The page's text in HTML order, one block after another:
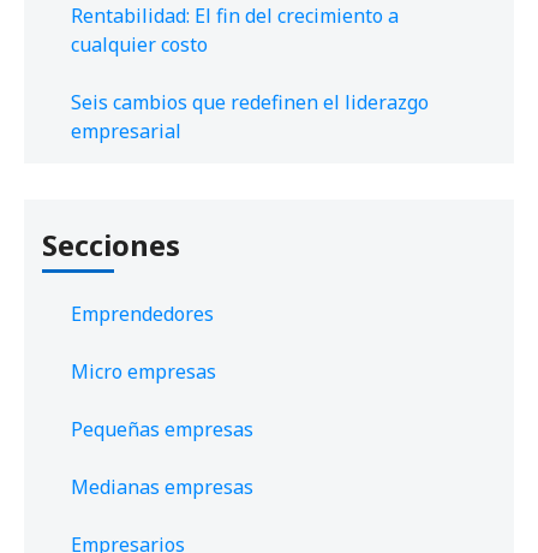
Rentabilidad: El fin del crecimiento a
cualquier costo
Seis cambios que redefinen el liderazgo
empresarial
Secciones
Emprendedores
Micro empresas
Pequeñas empresas
Medianas empresas
Empresarios